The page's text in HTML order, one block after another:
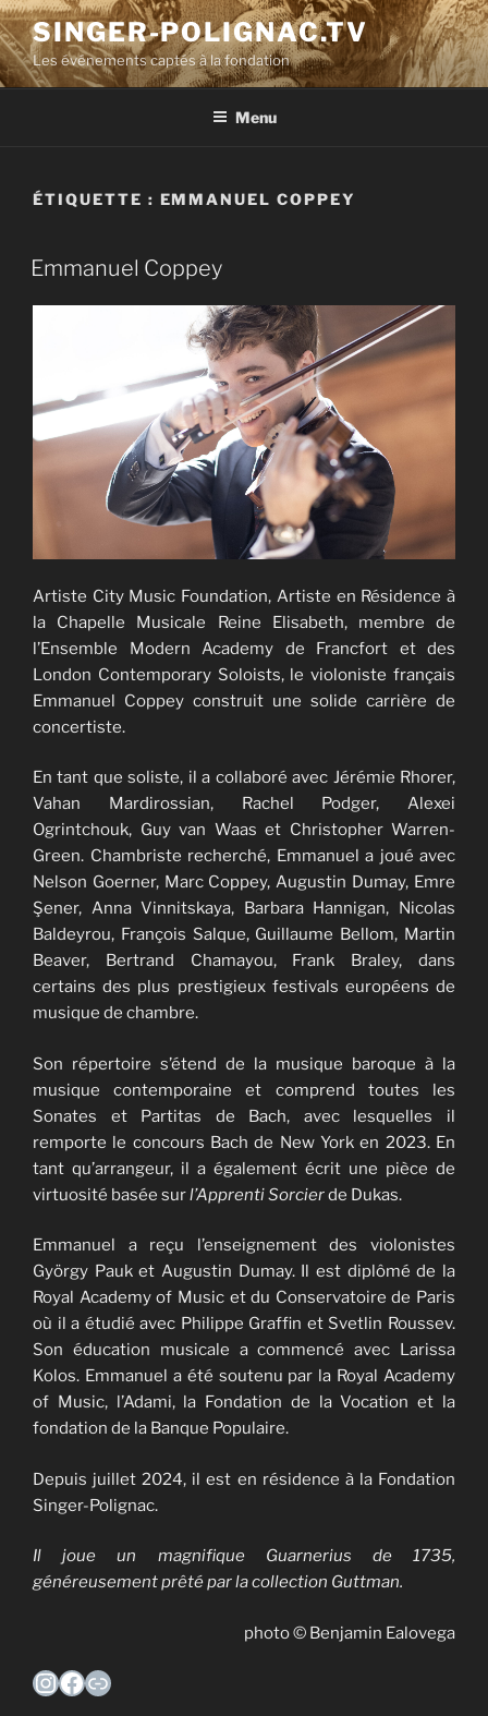
Aller
au
contenu
principal
SINGER-POLIGNAC.TV
Les événements captés à la fondation
Menu
ÉTIQUETTE : EMMANUEL COPPEY
Emmanuel Coppey
Artiste City Music Foundation, Artiste en Résidence à
la Chapelle Musicale Reine Elisabeth, membre de
l’Ensemble Modern Academy de Francfort et des
London Contemporary Soloists, le violoniste français
Emmanuel Coppey construit une solide carrière de
concertiste.
En tant que soliste, il a collaboré avec Jérémie Rhorer,
Vahan Mardirossian, Rachel Podger, Alexei
Ogrintchouk, Guy van Waas et Christopher Warren-
Green. Chambriste recherché, Emmanuel a joué avec
Nelson Goerner, Marc Coppey, Augustin Dumay, Emre
Şener, Anna Vinnitskaya, Barbara Hannigan, Nicolas
Baldeyrou, François Salque, Guillaume Bellom, Martin
Beaver, Bertrand Chamayou, Frank Braley, dans
certains des plus prestigieux festivals européens de
musique de chambre.
Son répertoire s’étend de la musique baroque à la
musique contemporaine et comprend toutes les
Sonates et Partitas de Bach, avec lesquelles il
remporte le concours Bach de New York en 2023. En
tant qu’arrangeur, il a également écrit une pièce de
virtuosité basée surl’Apprenti Sorcierde Dukas.
Emmanuel a reçu l’enseignement des violonistes
György Pauk et Augustin Dumay. Il est diplômé de la
Royal Academy of Music et du Conservatoire de Paris
où il a étudié avec Philippe Graffin et Svetlin Roussev.
Son éducation musicale a commencé avec Larissa
Kolos. Emmanuel a été soutenu par la Royal Academy
of Music, l’Adami, la Fondation de la Vocation et la
fondation de la Banque Populaire.
Depuis juillet 2024, il est en résidence à la Fondation
Singer-Polignac.
Il joue un magnifique Guarnerius de 1735,
généreusement prêté par la collection Guttman.
photo © Benjamin Ealovega
Instagram
Facebook
Lien